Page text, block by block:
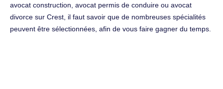
avocat construction, avocat permis de conduire ou avocat
divorce sur Crest, il faut savoir que de nombreuses spécialités
peuvent être sélectionnées, afin de vous faire gagner du temps.